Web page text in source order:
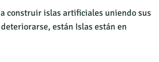
construir islas artificiales uniendo sus
están Islas están en